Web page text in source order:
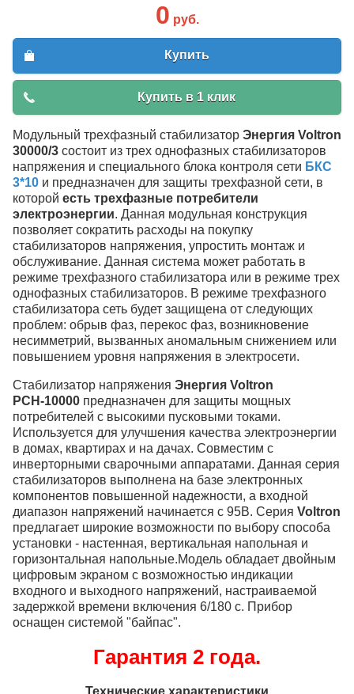
0 руб.
Купить
Купить в 1 клик
Модульный трехфазный стабилизатор Энергия Voltron
30000/3 состоит из трех однофазных стабилизаторов
напряжения и специального блока контроля сети БКС
3*10 и предназначен для защиты трехфазной сети, в
которой есть трехфазные потребители
электроэнергии. Данная модульная конструкция
позволяет сократить расходы на покупку
стабилизаторов напряжения, упростить монтаж и
обслуживание. Данная система может работать в
режиме трехфазного стабилизатора или в режиме трех
однофазных стабилизаторов. В режиме трехфазного
стабилизатора сеть будет защищена от следующих
проблем: обрыв фаз, перекос фаз, возникновение
несимметрий, вызванных аномальным снижением или
повышением уровня напряжения в электросети.
Стабилизатор напряжения Энергия Voltron
РСН-10000 предназначен для защиты мощных
потребителей с высокими пусковыми токами.
Используется для улучшения качества электроэнергии
в домах, квартирах и на дачах. Совместим с
инверторными сварочными аппаратами. Данная серия
стабилизаторов выполнена на базе электронных
компонентов повышенной надежности, а входной
диапазон напряжений начинается с 95В. Серия Voltron
предлагает широкие возможности по выбору способа
установки - настенная, вертикальная напольная и
горизонтальная напольные.Модель обладает двойным
цифровым экраном с возможностью индикации
входного и выходного напряжений, настраиваемой
задержкой времени включения 6/180 с. Прибор
оснащен системой "байпас".
Гарантия 2 года.